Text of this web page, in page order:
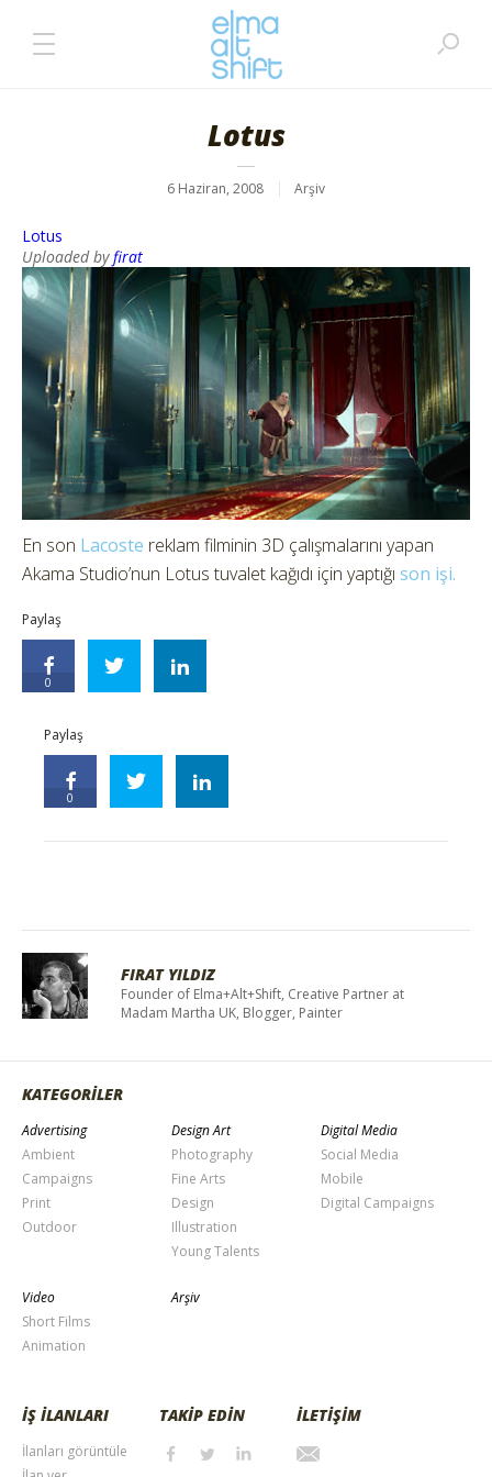
Lotus
6 Haziran, 2008 Arşiv
Lotus
Uploaded byfirat
En son Lacoste reklam filminin 3D çalışmalarını yapan
Akama Studio’nun Lotus tuvalet kağıdı için yaptığı son işi.
Paylaş
0
Paylaş
0
FIRAT YILDIZ
Founder of Elma+Alt+Shift, Creative Partner at
Madam Martha UK, Blogger, Painter
KATEGORİLER
Advertising
Ambient
Campaigns
Print
Outdoor
Design Art
Photography
Fine Arts
Design
Illustration
Young Talents
Digital Media
Social Media
Mobile
Digital Campaigns
Video
Short Films
Animation
Arşiv
İŞ İLANLARI
İlanları görüntüle
TAKİP EDİN İLETİŞİM